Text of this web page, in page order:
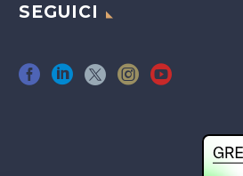
SEGUICI